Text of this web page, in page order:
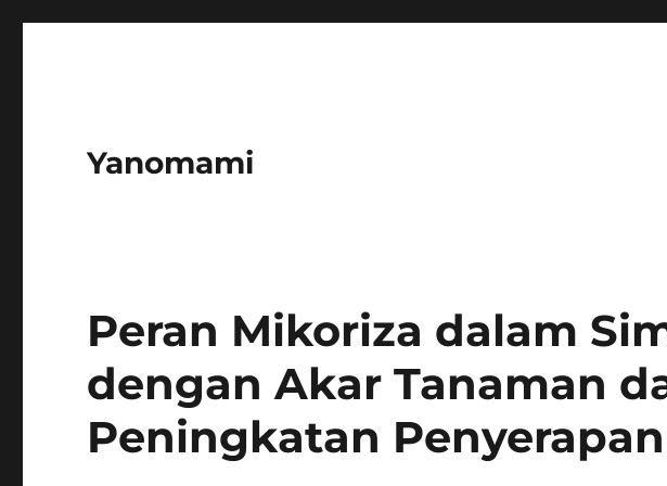
Yanomami
Peran Mikoriza dalam
dengan Akar Tanaman
Peningkatan